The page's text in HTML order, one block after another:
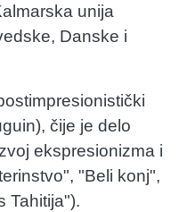
unija
Danske i
čije je delo
ekspresionizma i
"Beli konj",
Tahitija").